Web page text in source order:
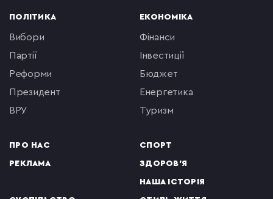
ПОЛІТИКА
вибори
партії
реформи
президент
ВРУ
ПРО НАС
РЕКЛАМА
ЕКОНОМІКА
фінанси
інвестиції
бюджет
енергетика
туризм
СПОРТ
ЗДОРОВ'Я
НАША ІСТОРІЯ